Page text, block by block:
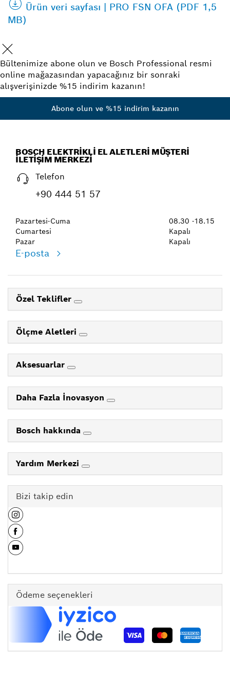
Ürün veri sayfası | PRO FSN OFA (PDF 1,5
MB)
Bültenimize abone olun ve Bosch Professional resmi
online mağazasından yapacağınız bir sonraki
alışverişinizde %15 indirim kazanın!
Abone olun ve %15 indirim kazanın
BOSCH ELEKTRIKLI EL ALETLERI MÜŞTERI
İLETIŞIM MERKEZI
Telefon
+90 444 51 57
Pazartesi-Cuma
Cumartesi
Pazar
08.30 -18.15
Kapalı
Kapalı
E-posta
Özel Teklifler
Ölçme Aletleri
Aksesuarlar
Daha Fazla İnovasyon
Bosch hakkında
Yardım Merkezi
Bizi takip edin
Ödeme seçenekleri